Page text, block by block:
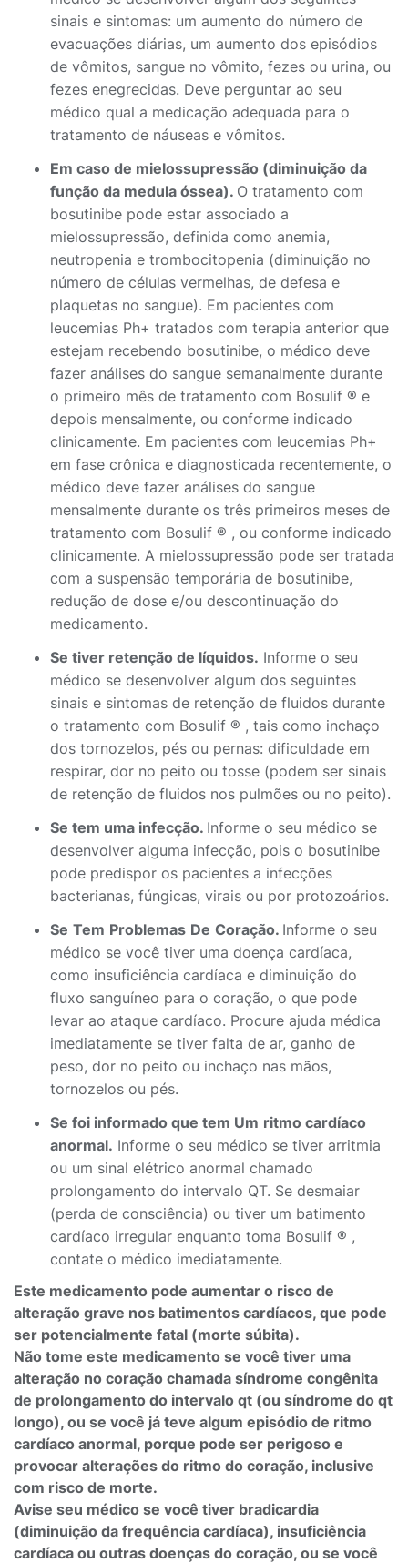
sinais e sintomas: um aumento do número de
evacuações diárias, um aumento dos episódios
de vômitos, sangue no vômito, fezes ou urina, ou
fezes enegrecidas. Deve perguntar ao seu
médico qual a medicação adequada para o
tratamento de náuseas e vômitos.
Em caso de mielossupressão (diminuição da
função da medula óssea). O tratamento com
bosutinibe pode estar associado a
mielossupressão, definida como anemia,
neutropenia e trombocitopenia (diminuição no
número de células vermelhas, de defesa e
plaquetas no sangue). Em pacientes com
leucemias Ph+ tratados com terapia anterior que
estejam recebendo bosutinibe, o médico deve
fazer análises do sangue semanalmente durante
o primeiro mês de tratamento com Bosulif ® e
depois mensalmente, ou conforme indicado
clinicamente. Em pacientes com leucemias Ph+
em fase crônica e diagnosticada recentemente, o
médico deve fazer análises do sangue
mensalmente durante os três primeiros meses de
tratamento com Bosulif ® , ou conforme indicado
clinicamente. A mielossupressão pode ser tratada
com a suspensão temporária de bosutinibe,
redução de dose e/ou descontinuação do
medicamento.
Se tiver retenção de líquidos. Informe o seu
médico se desenvolver algum dos seguintes
sinais e sintomas de retenção de fluidos durante
o tratamento com Bosulif ® , tais como inchaço
dos tornozelos, pés ou pernas: dificuldade em
respirar, dor no peito ou tosse (podem ser sinais
de retenção de fluidos nos pulmões ou no peito).
Se tem uma infecção. Informe o seu médico se
desenvolver alguma infecção, pois o bosutinibe
pode predispor os pacientes a infecções
bacterianas, fúngicas, virais ou por protozoários.
Se Tem Problemas De Coração. Informe o seu
médico se você tiver uma doença cardíaca,
como insuficiência cardíaca e diminuição do
fluxo sanguíneo para o coração, o que pode
levar ao ataque cardíaco. Procure ajuda médica
imediatamente se tiver falta de ar, ganho de
peso, dor no peito ou inchaço nas mãos,
tornozelos ou pés.
Se foi informado que tem Um ritmo cardíaco
anormal. Informe o seu médico se tiver arritmia
ou um sinal elétrico anormal chamado
prolongamento do intervalo QT. Se desmaiar
(perda de consciência) ou tiver um batimento
cardíaco irregular enquanto toma Bosulif ® ,
contate o médico imediatamente.
Este medicamento pode aumentar o risco de
alteração grave nos batimentos cardíacos, que pode
ser potencialmente fatal (morte súbita).
Não tome este medicamento se você tiver uma
alteração no coração chamada síndrome congênita
de prolongamento do intervalo qt (ou síndrome do qt
longo), ou se você já teve algum episódio de ritmo
cardíaco anormal, porque pode ser perigoso e
provocar alterações do ritmo do coração, inclusive
com risco de morte.
Avise seu médico se você tiver bradicardia
(diminuição da frequência cardíaca), insuficiência
cardíaca ou outras doenças do coração, ou se você